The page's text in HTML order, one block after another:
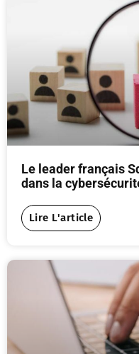
Le leader français
dans la
Lire L'article